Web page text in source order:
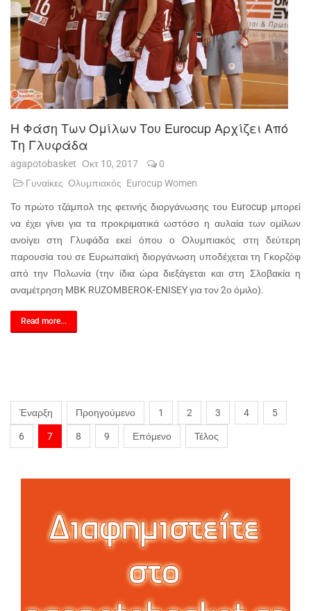
Η Φάση Των Ομίλων Του Eurocup Αρχίζει Από
Τη Γλυφάδα
agapotobasket Οκτ 10, 2017
0
Γυναίκες Ολυμπιακός Eurocup Women
Το πρώτο τζάμπολ της φετινής διοργάνωσης του Eurocup μπορεί
να έχει γίνει για τα προκριματικά ωστόσο η αυλαία των ομίλων
ανοίγει στη Γλυφάδα εκεί όπου ο Ολυμπιακός στη δεύτερη
παρουσία του σε Ευρωπαϊκή διοργάνωση υποδέχεται τη Γκορζόφ
από την Πολωνία (την ίδια ώρα διεξάγεται και στη Σλοβακία η
αναμέτρηση MBK RUZOMBEROK-ENISEY για τον 2ο όμιλο).
Read more...
Έναρξη Προηγούμενο 1 2 3 4 5
6 7 8 9 Επόμενο Τέλος